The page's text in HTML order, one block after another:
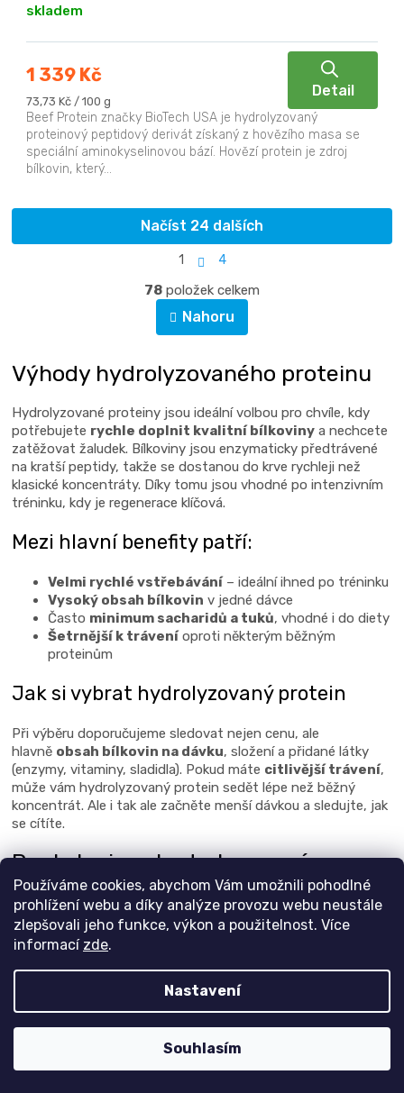
Používáme cookies, abychom Vám umožnili pohodlné
prohlížení webu a díky analýze provozu webu neustále
zlepšovali jeho funkce, výkon a použitelnost. Více
informací zde.
Nastavení
Souhlasím
skladem
1 339 Kč
Měrná
cena:
73,73 Kč / 100 g
Detail
Beef Protein značky BioTech USA je hydrolyzovaný
proteinový peptidový derivát získaný z hovězího masa se
speciální aminokyselinovou bází. Hovězí protein je zdroj
bílkovin, který...
O
v
l
d
a
c
í
p
r
v
y
ý
p
i
s
Načíst 24 dalších
S
t
r
á
n
o
á
n
í
1 4
78 položek celkem
Nahoru
Výhody hydrolyzovaného proteinu
Hydrolyzované proteiny jsou ideální volbou pro chvíle, kdy
potřebujete rychle doplnit kvalitní bílkoviny a nechcete
zatěžovat žaludek. Bílkoviny jsou enzymaticky předtrávené
na kratší peptidy, takže se dostanou do krve rychleji než
klasické koncentráty. Díky tomu jsou vhodné po intenzivním
tréninku, kdy je regenerace klíčová.
Mezi hlavní benefity patří:
Velmi rychlé vstřebávání – ideální ihned po tréninku
Vysoký obsah bílkovin v jedné dávce
Často minimum sacharidů a tuků, vhodné i do diety
Šetrnější k trávení oproti některým běžným
proteinům
Jak si vybrat hydrolyzovaný protein
Při výběru doporučujeme sledovat nejen cenu, ale
hlavně obsah bílkovin na dávku, složení a přidané látky
(enzymy, vitaminy, sladidla). Pokud máte citlivější trávení,
může vám hydrolyzovaný protein sedět lépe než běžný
koncentrát. Ale i tak ale začněte menší dávkou a sledujte, jak
se cítíte.
Pro koho jsou hydrolyzované
proteiny vhodné
Hydrolyzovaný protein ocení zejména:
po těžkých závodech či intervalech
lidé scitlivějším trávením, kterým klasické proteiny
všichni, kdo chtějí mítco nejrychleji hotovo
shake a dál řešit trénink, práci nebo rodinu